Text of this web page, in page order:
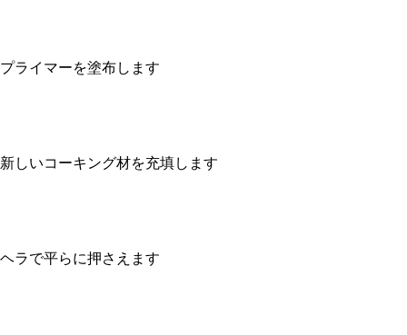
プライマーを塗布します
新しいコーキング材を充填します
ヘラで平らに押さえます